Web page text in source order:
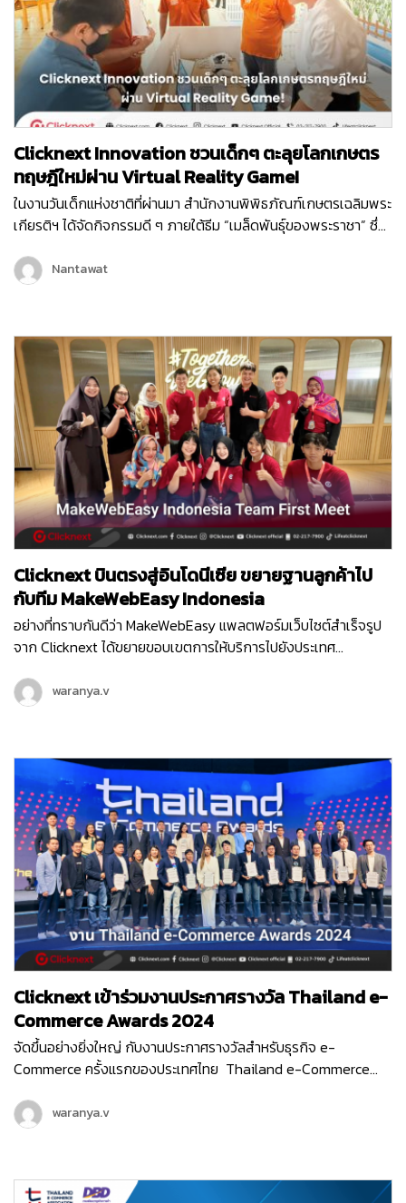
Clicknext Innovation ชวนเด็กๆ ตะลุยโลกเกษตร
ทฤษฎีใหม่ผ่าน Virtual Reality Game!
ในงานวันเด็กแห่งชาติที่ผ่านมา สำนักงานพิพิธภัณฑ์เกษตรเฉลิมพระ
เกียรติฯ ได้จัดกิจกรรมดี ๆ ภายใต้ธีม “เมล็ดพันธุ์ของพระราชา” ซึ่ง
เด็ก ๆ และเยาวชน หนึ่งในกิจกรรมที่ได้รับความสนใจจากเด็ก ๆ
ภายในงานก็คือ Virtual Reality Game “1 ไร่ พึ่งตนเอง”…
Nantawat
Clicknext บินตรงสู่อินโดนีเซีย ขยายฐานลูกค้าไป
กับทีม MakeWebEasy Indonesia
อย่างที่ทราบกันดีว่า MakeWebEasy แพลตฟอร์มเว็บไซต์สำเร็จรูป
จาก Clicknext ได้ขยายขอบเขตการให้บริการไปยังประเทศ
และการลงทุนดาวเด่นของ South East Asia ตั้งแต่เดือนกุมภาพันธ์
ปี 2564 จนปัจจุบันเข้าปีที่ 3 ทีม MakeWebEasy Indonesia ของเรา
15,000…
waranya.v
Clicknext เข้าร่วมงานประกาศรางวัล Thailand e-
Commerce Awards 2024
จัดขึ้นอย่างยิ่งใหญ่ กับงานประกาศรางวัลสำหรับธุรกิจ e-
Commerce ครั้งแรกของประเทศไทย Thailand e-Commerce
5-6 ชั้น LG ศูนย์ประชุมแห่งชาติสิริกิติ์ เริ่มต้นงานด้วยกิจกรรม
เสวนา…
waranya.v